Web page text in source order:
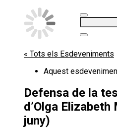
Cerca:
« Tots els Esdeveniments
Aquest
Defensa de la
d’Olga
juny)